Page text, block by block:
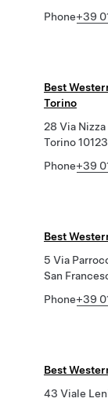
Phone+39
Best
Torino
28 Via Nizza
Torino 10123
Phone+39
Best
5 Via
San
Phone+39
Best
43 Viale